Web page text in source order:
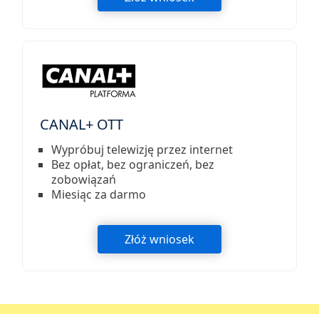
CANAL+ OTT
Wypróbuj telewizję przez internet
Bez opłat, bez ograniczeń, bez
zobowiązań
Miesiąc za darmo
Złóż wniosek